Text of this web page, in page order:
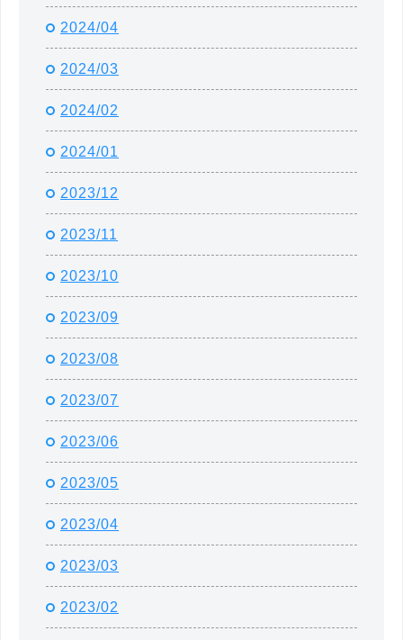
2024/04
2024/03
2024/02
2024/01
2023/12
2023/11
2023/10
2023/09
2023/08
2023/07
2023/06
2023/05
2023/04
2023/03
2023/02